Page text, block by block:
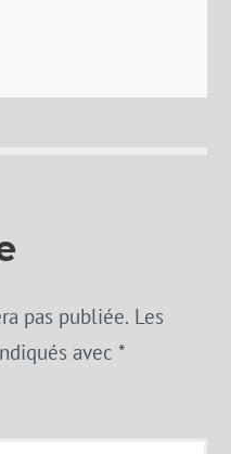
pas publiée. Les
avec*